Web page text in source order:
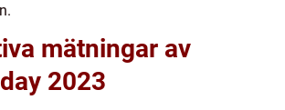
mätningar av
2023